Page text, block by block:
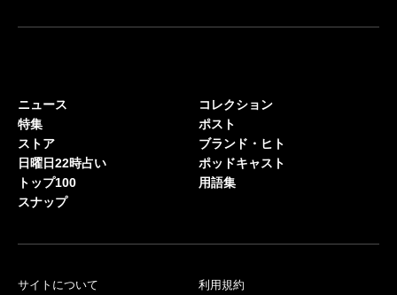
ニュース
特集
ストア
日曜日22時占い
トップ100
スナップ
コレクション
ポスト
ブランド・ヒト
ポッドキャスト
用語集
サイトについて
利用規約